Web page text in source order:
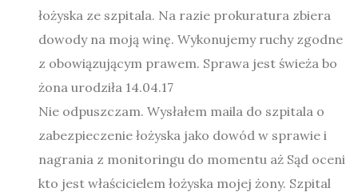
łożyska ze szpitala. Na razie prokuratura zbiera
dowody na moją winę. Wykonujemy ruchy zgodne
z obowiązującym prawem. Sprawa jest świeża bo
żona urodziła 14.04.17
Nie odpuszczam. Wysłałem maila do szpitala o
zabezpieczenie łożyska jako dowód w sprawie i
nagrania z monitoringu do momentu aż Sąd oceni
kto jest właścicielem łożyska mojej żony. Szpital